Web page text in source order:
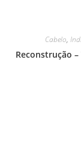
Cabelo,
Reconstrução